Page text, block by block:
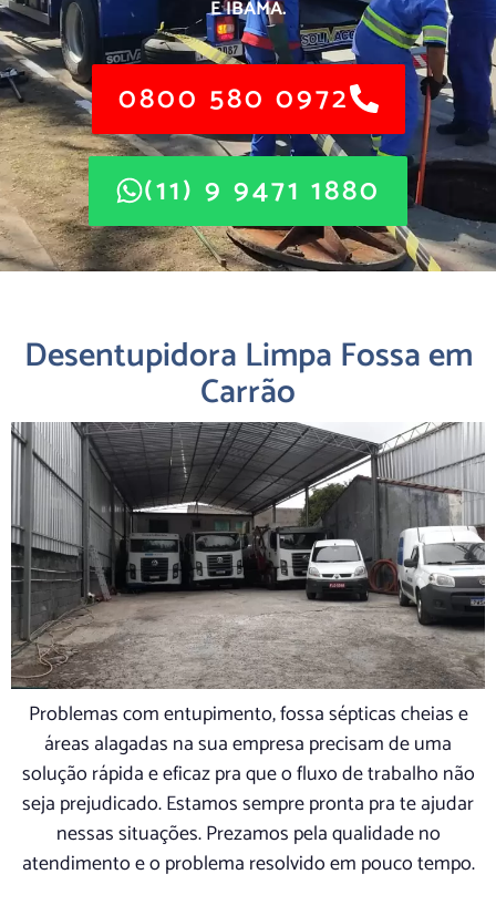
E IBAMA.
0800 580 0972
(11) 9 9471 1880
Desentupidora Limpa Fossa em
Carrão
Problemas com entupimento, fossa sépticas cheias e
áreas alagadas na sua empresa precisam de uma
solução rápida e eficaz pra que o fluxo de trabalho não
seja prejudicado. Estamos sempre pronta pra te ajudar
nessas situações. Prezamos pela qualidade no
atendimento e o problema resolvido em pouco tempo.